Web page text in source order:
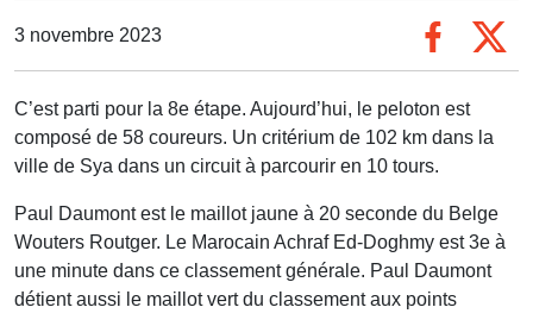
3 novembre 2023
C’est parti pour la 8e étape. Aujourd’hui, le peloton est
composé de 58 coureurs. Un critérium de 102 km dans la
ville de Sya dans un circuit à parcourir en 10 tours.
Paul Daumont est le maillot jaune à 20 seconde du Belge
Wouters Routger. Le Marocain Achraf Ed-Doghmy est 3e à
une minute dans ce classement générale. Paul Daumont
détient aussi le maillot vert du classement aux points